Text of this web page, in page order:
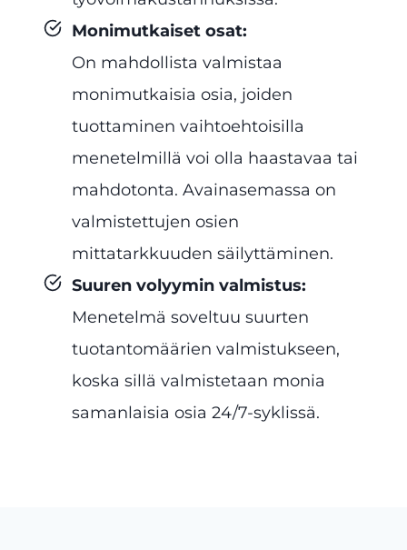
Monimutkaiset osat:
On mahdollista valmistaa
monimutkaisia osia, joiden
tuottaminen vaihtoehtoisilla
menetelmillä voi olla haastavaa tai
mahdotonta. Avainasemassa on
valmistettujen osien
mittatarkkuuden säilyttäminen.
Suuren volyymin valmistus:
Menetelmä soveltuu suurten
tuotantomäärien valmistukseen,
koska sillä valmistetaan monia
samanlaisia osia 24/7-syklissä.